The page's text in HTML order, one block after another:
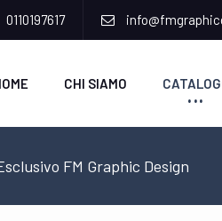
0110197617
CHI SIAMO
FM Graphic Design